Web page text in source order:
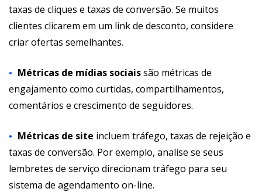
taxas de cliques e taxas de conversão. Se muitos
clientes clicarem em um link de desconto, considere
criar ofertas semelhantes.
Métricas de mídias sociaissão métricas de
engajamento como curtidas, compartilhamentos,
comentários e crescimento de seguidores.
Métricas de site incluem tráfego, taxas de rejeição e
taxas de conversão. Por exemplo, analise se seus
lembretes de serviço direcionam tráfego para seu
sistema de agendamento on-line.